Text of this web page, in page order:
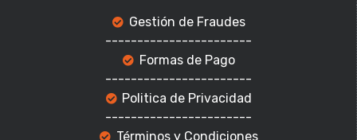
Gestión de Fraudes
-----------------------
Formas de Pago
-----------------------
Politica de Privacidad
-----------------------
Términos y Condiciones